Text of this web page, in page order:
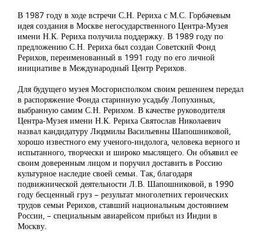
В 1987 году в ходе встречи С.Н. Рериха с М.С. Горбачевым
идея создания в Москве негосударственного Центра-Музея
имени Н.К. Рериха получила поддержку. В 1989 году по
предложению С.Н. Рериха был создан Советский Фонд
Рерихов, переименованный в 1991 году по его личной
инициативе в Международный Центр Рерихов.
Для будущего музея Мосгорисполком своим решением передал
в распоряжение Фонда старинную усадьбу Лопухиных,
выбранную самим С.Н. Рерихом. В качестве руководителя
Центра-Музея имени Н.К. Рериха Святослав Николаевич
назвал кандидатуру Людмилы Васильевны Шапошниковой,
хорошо известного ему ученого-индолога, человека верного и
испытанного, творчески и широко мыслящего. Он объявил ее
своим доверенным лицом и поручил доставить в Россию
культурное наследие своей семьи. Так, благодаря
подвижнической деятельности Л.В. Шапошниковой, в 1990
году бесценный груз – результат многолетних героических
трудов семьи Рерихов, ставший национальным достоянием
России, – специальным авиарейсом прибыл из Индии в
Москву.